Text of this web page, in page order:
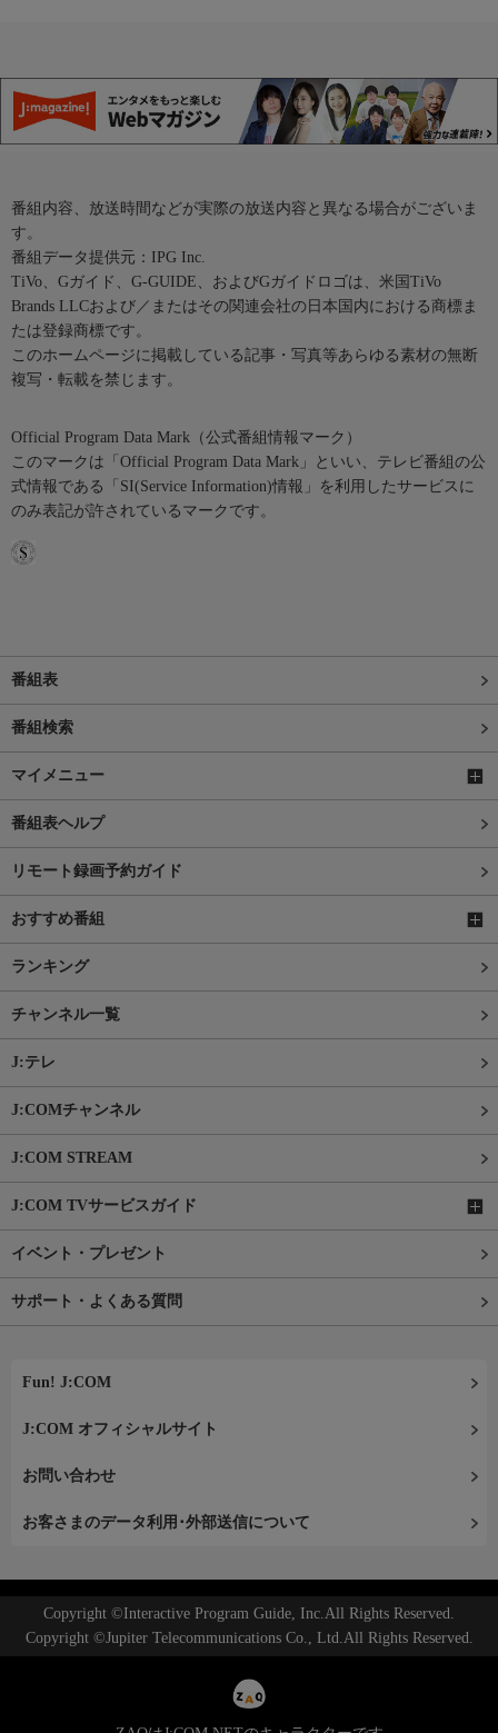
番組内容、放送時間などが実際の放送内容と異なる場合がございま
す。
番組データ提供元：IPG Inc.
TiVo、Gガイド、G-GUIDE、およびGガイドロゴは、米国TiVo
Brands LLCおよび／またはその関連会社の日本国内における商標ま
たは登録商標です。
このホームページに掲載している記事・写真等あらゆる素材の無断
複写・転載を禁じます。
Official Program Data Mark（公式番組情報マーク）
このマークは「Official Program Data Mark」といい、テレビ番組の公
式情報である「SI(Service Information)情報」を利用したサービスに
のみ表記が許されているマークです。
番組表
番組検索
マイメニュー
番組表ヘルプ
リモート録画予約ガイド
おすすめ番組
ランキング
チャンネル一覧
J:テレ
J:COMチャンネル
J:COM STREAM
J:COM TVサービスガイド
イベント・プレゼント
サポート・よくある質問
Fun! J:COM
J:COM オフィシャルサイト
お問い合わせ
お客さまのデータ利用･外部送信について
Copyright ©Interactive Program Guide, Inc.All Rights Reserved.
Copyright ©Jupiter Telecommunications Co., Ltd.All Rights Reserved.